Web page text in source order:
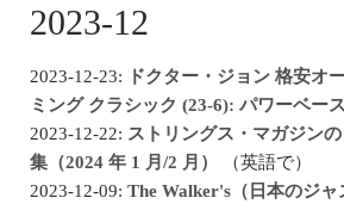
2023-12
2023-12-23:
ドクター・ジョン 格安オ
ミング クラシック (23-6): パワーベー
2023-12-22: ストリングス・マガジン
集（2024 年 1 月/2 月）
（英語で）
2023-12-09: The Walker's（日本のジ